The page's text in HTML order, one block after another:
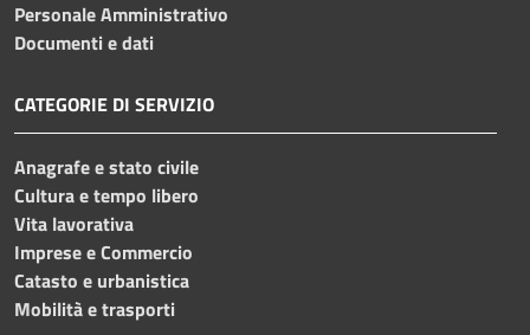
Personale Amministrativo
Documenti e dati
CATEGORIE DI SERVIZIO
Anagrafe e stato civile
Cultura e tempo libero
Vita lavorativa
Imprese e Commercio
Catasto e urbanistica
Mobilità e trasporti